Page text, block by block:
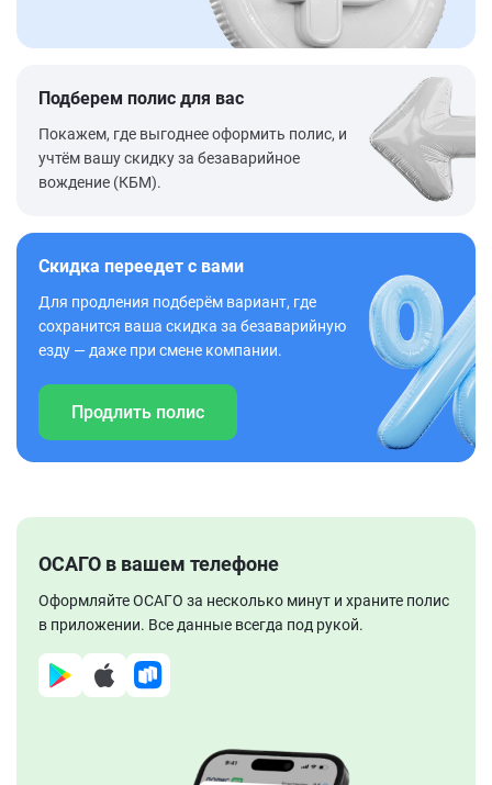
Подберем полис для вас
Покажем, где выгоднее оформить полис, и
учтём вашу скидку за безаварийное
вождение (КБМ).
Скидка переедет с вами
Для продления подберём вариант, где
сохранится ваша скидка за безаварийную
езду — даже при смене компании.
Продлить полис
ОСАГО в вашем телефоне
Оформляйте ОСАГО за несколько минут и храните полис
в приложении. Все данные всегда под рукой.